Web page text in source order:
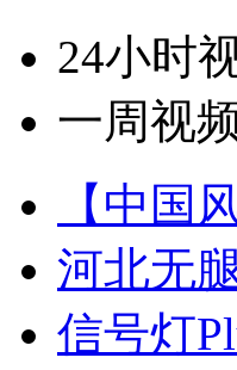
24小时
一周视
【中国
河北无
信号灯